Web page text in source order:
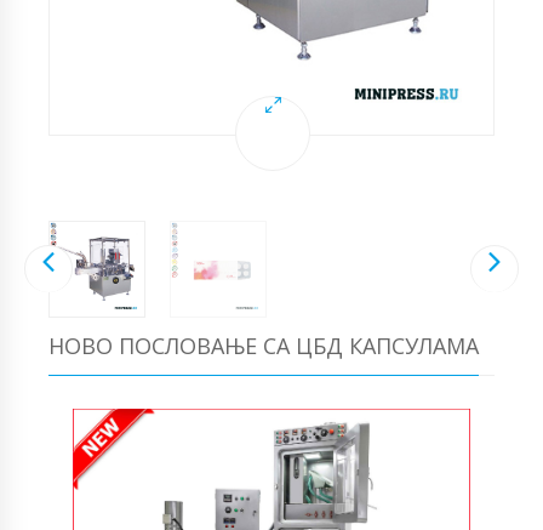
НОВО ПОСЛОВАЊЕ СА ЦБД КАПСУЛАМА